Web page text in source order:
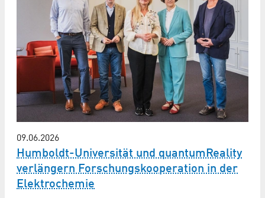
09.06.2026
Humboldt-Universität und quantumReality
verlängern Forschungs­kooperation in der
Elektrochemie